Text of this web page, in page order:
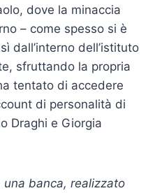
dove la minaccia
– come spesso si è
dall’interno dell’istituto
sfruttando la propria
tentato di accedere
di personalità di
Draghi e Giorgia
una banca, realizzato